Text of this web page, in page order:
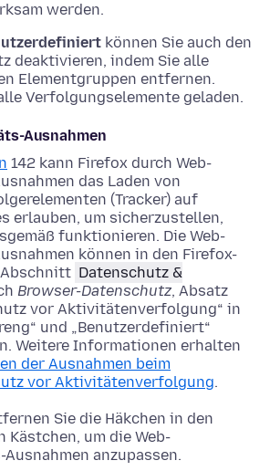
werden.
können Sie auch den
deaktivieren, indem Sie alle
Elementgruppen entfernen.
Verfolgungselemente geladen.
Ausnahmen
142 kann Firefox durch Web-
das Laden von
(Tracker) auf
erlauben, um sicherzustellen,
funktionieren. Die Web-
können in den Firefox-
Datenschutz &
Browser-Datenschutz, Absatz
vor Aktivitätenverfolgung“ in
und „Benutzerdefiniert“
Weitere Informationen erhalten
der Ausnahmen beim
vor Aktivitätenverfolgung.
Sie die Häkchen in den
Kästchen, um die Web-
anzupassen.